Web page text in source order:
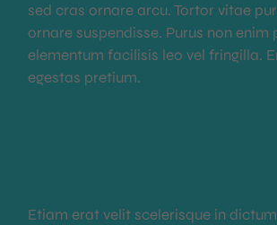
sed cras ornare arcu. Tortor vitae
ornare suspendisse. Purus non enim
elementum facilisis leo vel fringilla.
egestas pretium.
Etiam erat velit scelerisque in